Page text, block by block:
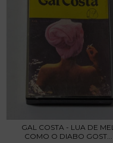
GAL COSTA - LUA DE MEL
COMO O DIABO GOST...